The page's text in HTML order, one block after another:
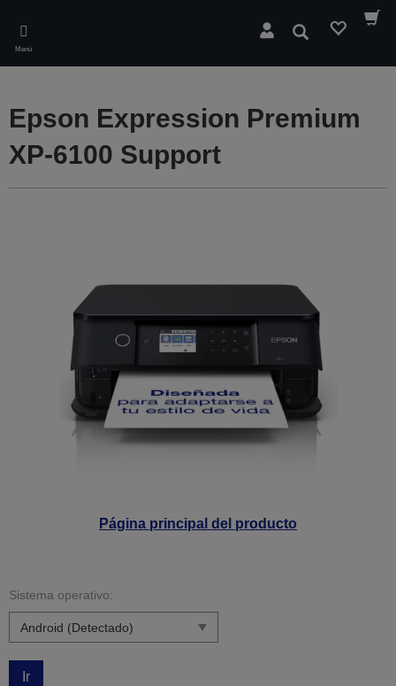
main
content
Menú
Buscar
Página principal del producto
Epson Expression Premium
XP-6100 Support
Sistema operativo:
Ir